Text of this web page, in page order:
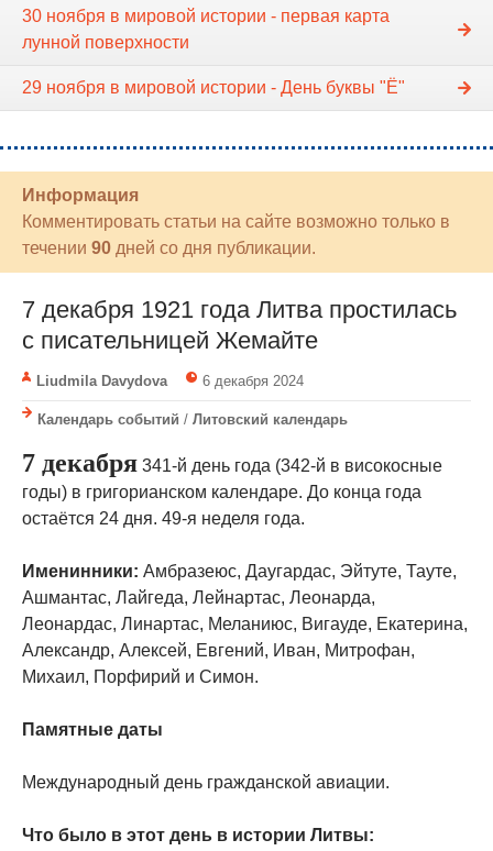
30 ноября в мировой истории - первая карта
лунной поверхности
29 ноября в мировой истории - День буквы "Ё"
Информация
Комментировать статьи на сайте возможно только в
течении 90 дней со дня публикации.
7 декабря 1921 года Литва простилась
с писательницей Жемайте
Liudmila Davydova 6 декабря 2024
Календарь событий / Литовский календарь
7 декабря 341-й день года (342-й в високосные
годы) в григорианском календаре. До конца года
остаётся 24 дня. 49-я неделя года.
Именинники: Амбразеюс, Даугардас, Эйтуте, Тауте,
Ашмантас, Лайгеда, Лейнартас, Леонарда,
Леонардас, Линартас, Меланиюс, Вигауде, Екатерина,
Александр, Алексей, Евгений, Иван, Митрофан,
Михаил, Порфирий и Симон.
Памятные даты
Международный день гражданской авиации.
Что было в этот день в истории Литвы: